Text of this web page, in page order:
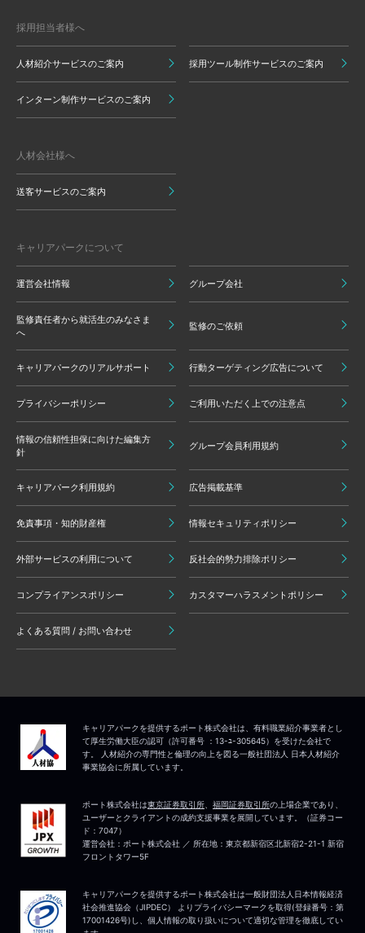
採用担当者様へ
人材紹介サービスのご案内 採用ツール制作サービスのご案内
インターン制作サービスのご案内
人材会社様へ
送客サービスのご案内
キャリアパークについて
運営会社情報 グループ会社
監修責任者から就活生のみなさま
へ
監修のご依頼
キャリアパークのリアルサポート 行動ターゲティング広告について
プライバシーポリシー ご利用いただく上での注意点
情報の信頼性担保に向けた編集方
針
グループ会員利用規約
キャリアパーク利用規約 広告掲載基準
免責事項・知的財産権 情報セキュリティポリシー
外部サービスの利用について 反社会的勢力排除ポリシー
コンプライアンスポリシー カスタマーハラスメントポリシー
よくある質問 / お問い合わせ